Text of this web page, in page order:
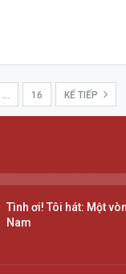
16 KẾ TIẾP
Tình ơi! Tôi hát: Một
Nam